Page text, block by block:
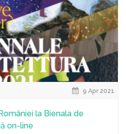
9 Apr 2021
la Bienala de
on-line